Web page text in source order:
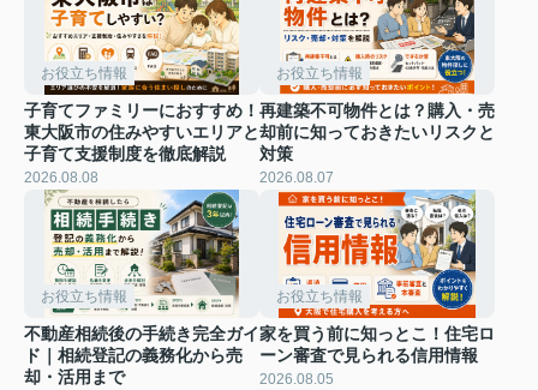
お役立ち情報
子育てファミリーにおすすめ！
東大阪市の住みやすいエリアと
子育て支援制度を徹底解説
2026.08.08
お役立ち情報
再建築不可物件とは？購入・売
却前に知っておきたいリスクと
対策
2026.08.07
お役立ち情報
不動産相続後の手続き完全ガイ
ド｜相続登記の義務化から売
却・活用まで
お役立ち情報
家を買う前に知っとこ！住宅ロ
ーン審査で見られる信用情報
2026.08.05